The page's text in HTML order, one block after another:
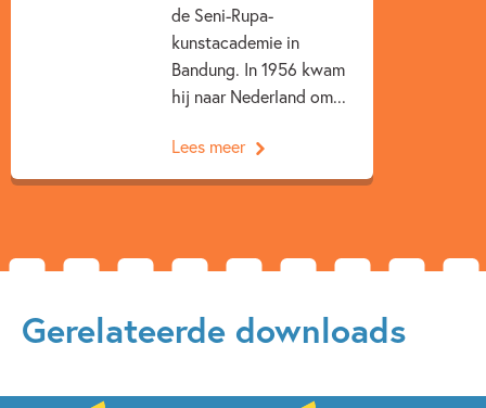
de Seni-Rupa-
kunstacademie in
Bandung. In 1956 kwam
hij naar Nederland om...
Lees meer
Gerelateerde downloads